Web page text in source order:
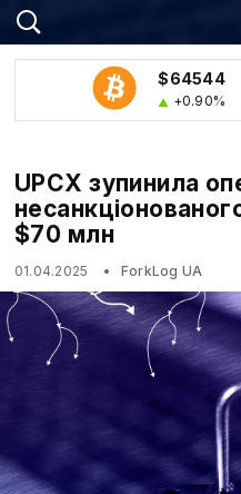
$64544
+0.90%
UPCX зупинила
$70 млн
01.04.2025 ForkLog UA